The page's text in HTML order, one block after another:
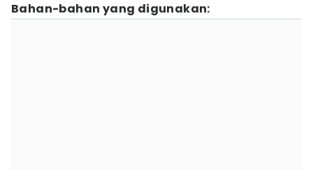
Bahan-bahan yang digunakan: